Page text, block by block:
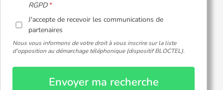
RGPD
J'accepte de recevoir les communications de
partenaires
Nous vous informons de votre droit à vous inscrire sur la liste
d'opposition au démarchage téléphonique (dispositif BLOCTEL).
Envoyer ma recherche